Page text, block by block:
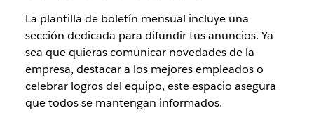
La plantilla de boletín mensual incluye una
sección dedicada para difundir tus anuncios. Ya
sea que quieras comunicar novedades de la
empresa, destacar a los mejores empleados o
celebrar logros del equipo, este espacio asegura
que todos se mantengan informados.